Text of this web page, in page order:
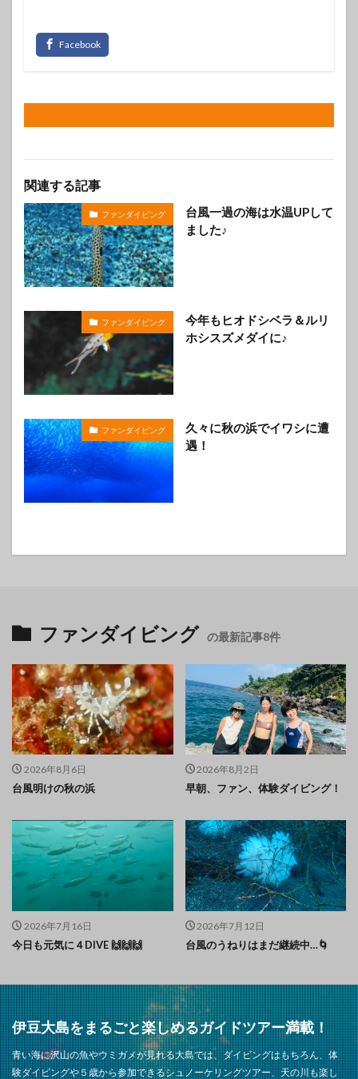
関連する記事
ファンダイビング
台風一過の海は水温UPして
ました♪
ファンダイビング
今年もヒオドシベラ＆ルリ
ホシスズメダイに♪
ファンダイビング
久々に秋の浜でイワシに遭
遇！
ファンダイビング の最新記事8件
2026年8月6日
台風明けの秋の浜
2026年8月2日
早朝、ファン、体験ダイビング！
2026年7月16日
今日も元気に４DIVE 🙌🙌🙌
2026年7月12日
台風のうねりはまだ継続中…🌀
伊豆大島をまるごと楽しめるガイドツアー満載！
青い海に沢山の魚やウミガメが見れる大島では、ダイビングはもちろん、体
験ダイビングや５歳から参加できるシュノーケリングツアー、天の川も楽し